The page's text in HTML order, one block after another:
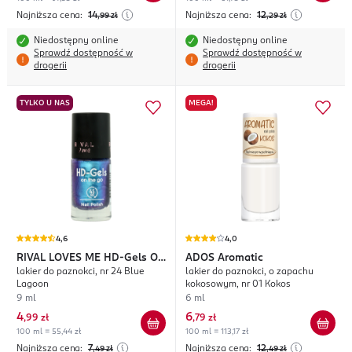
Najniższa cena: 14,99 zł
Niedostępny online
Sprawdź dostępność w
drogerii
Najniższa cena: 12,29 zł
Niedostępny online
Sprawdź dostępność w
drogerii
TYLKO U NAS
4,6
RIVAL LOVES ME HD-Gels On
The Go
lakier do paznokci, nr 24 Blue
Lagoon
9 ml
4,99 zł
100 ml = 55,44 zł
Najniższa cena: 7,49 zł
MEGA!
4,0
ADOS Aromatic
lakier do paznokci, o zapachu
kokosowym, nr 01 Kokos
6 ml
6,79 zł
100 ml = 113,17 zł
Najniższa cena: 12,49 zł